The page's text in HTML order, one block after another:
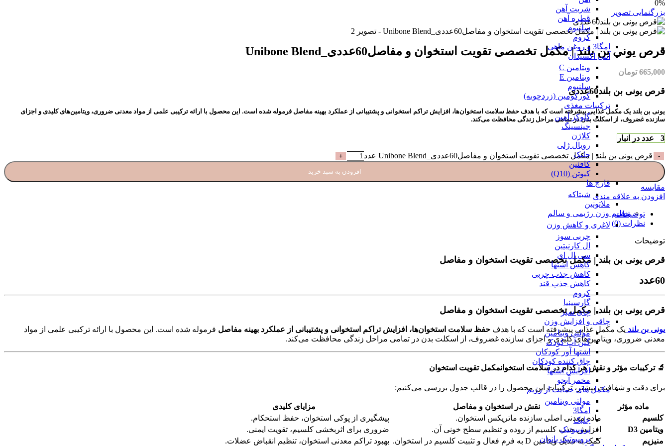
شربت آهن
قطره آهن
سلنیوم
کروم
امگا3 و روغن ماهی
آنتی اکسیدان
ویتامین C
ویتامین E
سلنیوم
کورکومین (زردچوبه)
ترکیبات مغذی
گلوکز آمین
جینسینگ
کلاژن
رویال ژلی
جلبک
کافئین
کیوتن (Q10)
قارچ ها
شیتاکه
ملاتونین
تنظیم وزن رژیمی و سالم
لاغری و کاهش وزن
چربی سوز
ال کارنیتین
سی ال ای
کاهش اشتها
کاهش جذب چربی
کاهش جذب قند
کروم
گارسینیا
چای سبز
چاقی و افزایش وزن
مولتی ویتامین
گین آپ کودک
اشتها آور کودکان
چاق کننده کودکان
افزایش اشتها
مخمر آبجو
مکمل های حمایت از رژیم
مولتی ویتامین
امگا3
جلبک
پروبیوتیک
پروبیوتیک بانوان
0%
بزرگنمایی تصویر
قرص یونی بن بلند | مکمل تخصصی تقویت استخوان و مفاصل60عددی_Unibone Blend
665,000 تومان
قرص یونی بن بلند60عددی
یونی بن بلند یک مکمل غذایی پیشرفته است که با هدف حفظ سلامت استخوان‌ها، افزایش تراکم استخوانی و پشتیبانی از عملکرد بهینه مفاصل فرموله شده است. این محصول با ارائه ترکیبی علمی از مواد معدنی ضروری، ویتامین‌های کلیدی و اجزای
سازنده غضروف، از اسکلت بدن در تمامی مراحل زندگی محافظت می‌کند.
3 عدد در انبار
قرص یونی بن بلند | مکمل تخصصی تقویت استخوان و مفاصل60عددی_Unibone Blend عدد
افزودن به سبد خرید
مقایسه
افزودن به علاقه مندی
توضیحات
نظرات (0)
توضیحات
قرص یونی بن بلند | مکمل تخصصی تقویت استخوان و مفاصل
60عدد
قرص یونی بن بلند | مکمل تخصصی تقویت استخوان و مفاصل
یونی بن بلند یک مکمل غذایی پیشرفته است که با هدف حفظ سلامت استخوان‌ها، افزایش تراکم استخوانی و پشتیبانی از عملکرد بهینه مفاصل فرموله شده است. این محصول با ارائه ترکیبی علمی از مواد
معدنی ضروری، ویتامین‌های کلیدی و اجزای سازنده غضروف، از اسکلت بدن در تمامی مراحل زندگی محافظت می‌کند.
🔬 ترکیبات مؤثر و نقش هر کدام در سلامت استخوانمکمل تقویت استخوان
برای دقت و شفافیت بیشتر، ترکیبات این محصول را در قالب جدول بررسی می‌کنیم:
ماده مؤثر نقش در استخوان و مفاصل
مزایای کلیدی
کلسیم
ماده معدنی اصلی سازنده ماتریکس استخوان.
پیشگیری از پوکی استخوان، حفظ استحکام.
ویتامین D3
افزایش جذب کلسیم از روده و تنظیم سطح خونی آن.
ضروری برای اثربخشی کلسیم، تقویت ایمنی.
منیزیم
کمک به تبدیل ویتامین D به فرم فعال و تثبیت کلسیم در استخوان.
بهبود تراکم معدنی استخوان، تنظیم انقباض عضلات.